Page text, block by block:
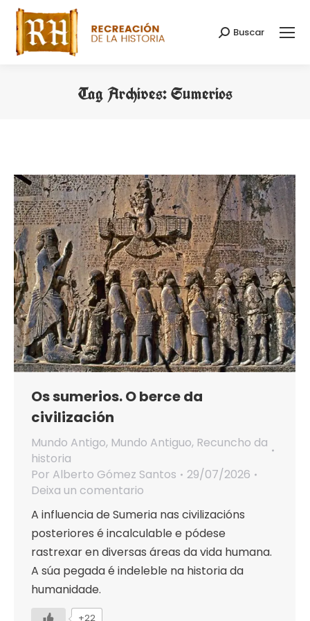
Search:
Buscar
Tag Archives:Sumerios
Os sumerios. O berce da
civilización
Mundo Antigo, Mundo Antiguo, Recuncho da
historia
Por Alberto Gómez Santos
29/07/2026
Deixa un comentario
A influencia de Sumeria nas civilizacións
posteriores é incalculable e pódese
rastrexar en diversas áreas da vida humana.
A súa pegada é indeleble na historia da
humanidade.
+22